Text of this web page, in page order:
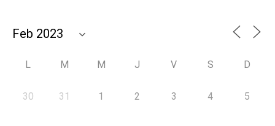
L M M J V S D
30 31 1 2 3 4 5